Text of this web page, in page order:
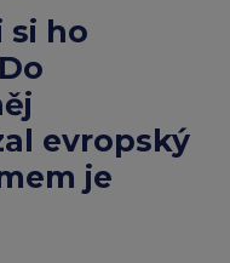
Card
si ho
evropský
je